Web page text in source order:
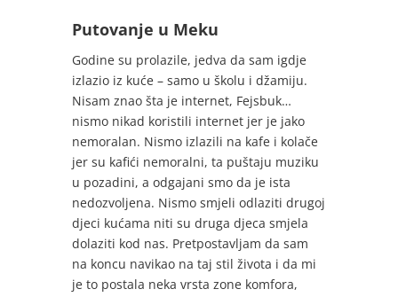
Putovanje u Meku
Godine su prolazile, jedva da sam igdje
izlazio iz kuće – samo u školu i džamiju.
Nisam znao šta je internet, Fejsbuk…
nismo nikad koristili internet jer je jako
nemoralan. Nismo izlazili na kafe i kolače
jer su kafići nemoralni, ta puštaju muziku
u pozadini, a odgajani smo da je ista
nedozvoljena. Nismo smjeli odlaziti drugoj
djeci kućama niti su druga djeca smjela
dolaziti kod nas. Pretpostavljam da sam
na koncu navikao na taj stil života i da mi
je to postala neka vrsta zone komfora,